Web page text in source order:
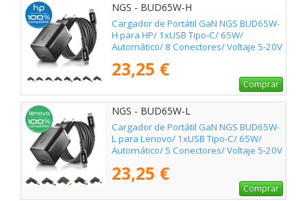
NGS - BUD65W-H
Cargador de Portátil GaN NGS BUD65W-
H para HP/ 1xUSB Tipo-C/ 65W/
Automático/ 8 Conectores/ Voltaje 5-20V
23,25 €
Comprar
NGS - BUD65W-L
Cargador de Portátil GaN NGS BUD65W-
L para Lenovo/ 1xUSB Tipo-C/ 65W/
Automático/ 5 Conectores/ Voltaje 5-20V
23,25 €
Comprar